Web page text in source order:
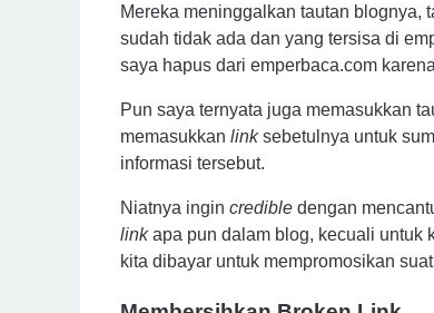
Mereka meninggalkan tautan blognya,
sudah tidak ada dan yang tersisa di
saya hapus dari emperbaca.com
Pun saya ternyata juga memasukkan
memasukkan linksebetulnya untuk
informasi tersebut.
Niatnya ingin credible dengan
linkapa pun dalam blog, kecuali untuk
kita dibayar untuk mempromosikan